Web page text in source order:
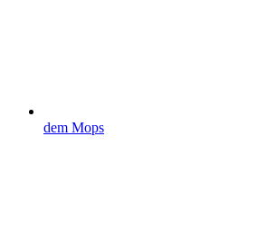
dem Mops